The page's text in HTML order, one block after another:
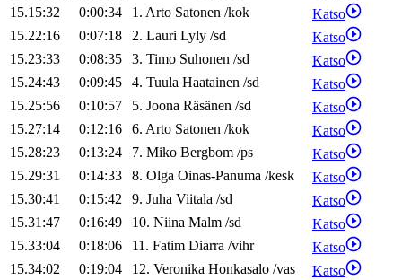
15.15:32
0:00:34 1. Arto Satonen /kok
Katso
15.22:16
0:07:18 2. Lauri Lyly /sd
Katso
15.23:33
0:08:35 3. Timo Suhonen /sd
Katso
15.24:43
0:09:45 4. Tuula Haatainen /sd
Katso
15.25:56
0:10:57 5. Joona Räsänen /sd
Katso
15.27:14
0:12:16 6. Arto Satonen /kok
Katso
15.28:23
0:13:24 7. Miko Bergbom /ps
Katso
15.29:31
0:14:33 8. Olga Oinas-Panuma /kesk
Katso
15.30:41
0:15:42 9. Juha Viitala /sd
Katso
15.31:47
0:16:49 10. Niina Malm /sd
Katso
15.33:04
0:18:06 11. Fatim Diarra /vihr
Katso
15.34:02
0:19:04 12. Veronika Honkasalo /vas
Katso